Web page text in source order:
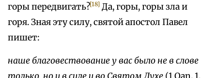
горы передвигать?[18] Да, горы, горы зла и
горя. Зная эту силу, святой апостол Павел
пишет:
наше благовествование у вас было не в слове